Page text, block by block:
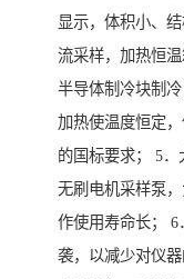
显示，体积小、
流采样，加热恒
半导体制冷块制
加热使温度恒定
的国标要求； 5
无刷电机采样泵
作使用寿命长；
袭，以减少对仪